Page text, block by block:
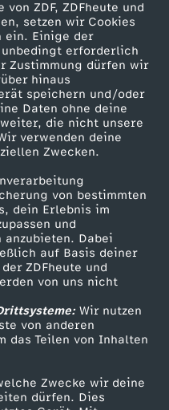
ZDF, ZDFheute und
setzen wir Cookies
ein. Einige der
unbedingt erforderlich
Zustimmung dürfen wir
hinaus
speichern und/oder
Daten ohne deine
die nicht unsere
verwenden deine
Zwecken.
von bestimmten
dein Erlebnis im
und
Dabei
auf Basis deiner
ZDFheute und
von uns nicht
Wir nutzen
von anderen
das Teilen von Inhalten
Zwecke wir deine
dürfen. Dies
Kontakt zum ZDF